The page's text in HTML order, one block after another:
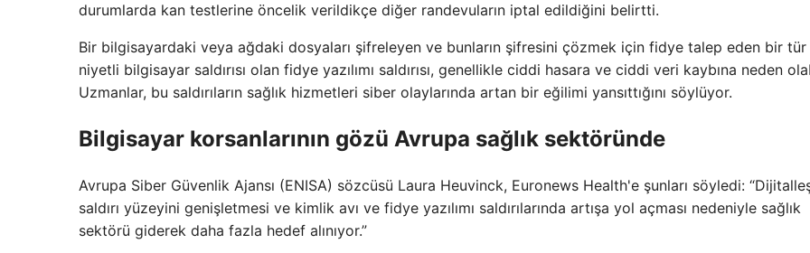
durumlarda kan testlerine öncelik verildikçe diğer randevuların iptal edildiğini belirtti.
Bir bilgisayardaki veya ağdaki dosyaları şifreleyen ve bunların şifresini çözmek için fidye talep eden bir
niyetli bilgisayar saldırısı olan fidye yazılımı saldırısı, genellikle ciddi hasara ve ciddi veri kaybına neden
Uzmanlar, bu saldırıların sağlık hizmetleri siber olaylarında artan bir eğilimi yansıttığını söylüyor.
Bilgisayar korsanlarının gözü Avrupa sağlık sektöründe
Avrupa Siber Güvenlik Ajansı (ENISA) sözcüsü Laura Heuvinck, Euronews Health'e şunları söyledi:
saldırı yüzeyini genişletmesi ve kimlik avı ve fidye yazılımı saldırılarında artışa yol açması nedeniyle sağlık
sektörü giderek daha fazla hedef alınıyor.”